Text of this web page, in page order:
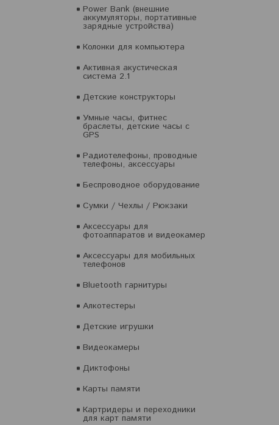
Power Bank (внешние
аккумуляторы, портативные
зарядные устройства)
Колонки для компьютера
Активная акустическая
система 2.1
Детские конструкторы
Умные часы, фитнес
браслеты, детские часы с
GPS
Радиотелефоны, проводные
телефоны, аксессуары
Беспроводное оборудование
Сумки / Чехлы / Рюкзаки
Аксессуары для
фотоаппаратов и видеокамер
Аксессуары для мобильных
телефонов
Bluetooth гарнитуры
Алкотестеры
Детские игрушки
Видеокамеры
Диктофоны
Карты памяти
Картридеры и переходники
для карт памяти